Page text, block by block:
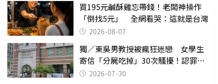
買195元鹹酥雞忘帶錢！老闆神操作
「倒找5元」 全網看哭：這就是台灣
2026-08-07
獨／東吳男教授被瘋狂迷戀 女學生
寄信「分屍吃掉」30次騷擾！認罪免
關 2026-07-30